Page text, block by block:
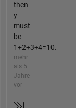
then
y
must
be
1+2+3+4=10.
mehr
als 5
Jahre
vor